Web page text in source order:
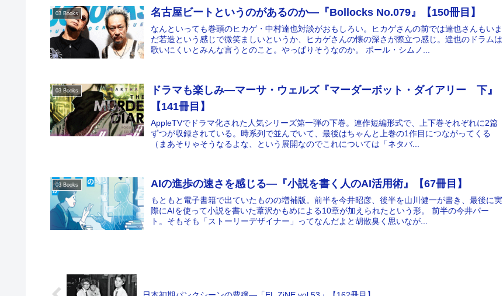
03 Books 名古屋ビートというのがあるのか―『Bollocks No.079』【150冊目】
なんといっても巻頭のヒカゲ・中村達也対談がおもしろい。ヒカゲさんの前では達也さんもいま
だ若造という感じで微笑ましいというか、ヒカゲさんの懐の深さが際立つ感じ。達也のドラムは
歌いにくいとみんな言うとのこと。やっぱりそうなのか。 ポール・シムノ...
03 Books
ドラマも楽しみ―マーサ・ウェルズ『マーダーボット・ダイアリー 下』
【141冊目】
AppleTVでドラマ化された人気シリーズ第一弾の下巻。連作短編形式で、上下巻それぞれに2篇
ずつが収録されている。時系列で並んでいて、最後はちゃんと上巻の1作目につながってくる
（まあそりゃそうなるよな、という展開なのでこれについては「ネタバ...
03 Books AIの進歩の速さを感じる―『小説を書く人のAI活用術』【67冊目】
もともと電子書籍で出ていたものの増補版。前半を今井昭彦、後半を山川健一が書き、最後に実
際にAIを使って小説を書いた葦沢かもめによる10章が加えられたという形。 前半の今井パー
ト。そもそも「ストーリーデザイナー」ってなんだよと胡散臭く思いなが...